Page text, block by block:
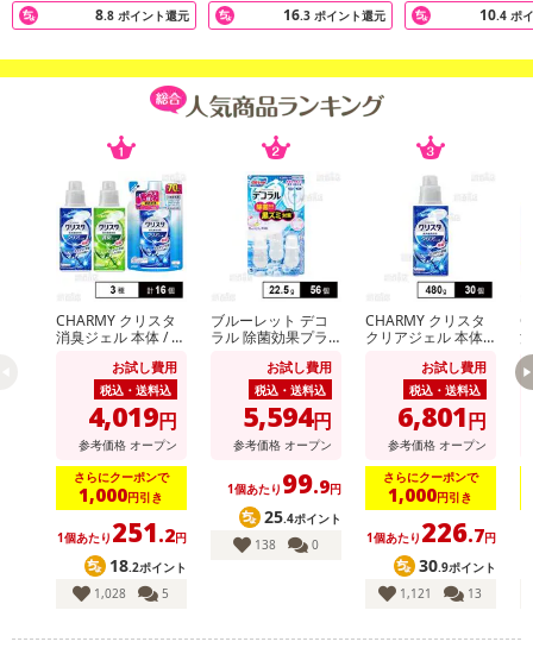
8.8 ポイント還元 16.3 ポイント還元 10.4 ポ
CHARMY クリスタ
消臭ジェル 本体 / ク
つめかえ用お試し費用
税込・送料込
4,019円
参考価格 オープン
さらにクーポンで
1,000円引き
1個あたり 251.2円
18.2ポイント
1,028
5
ブルーレット デコ
ラル 除菌効果プラ
お試し費用
税込・送料込
5,594円
参考価格 オープン
1個あたり 99.9円
25.4ポイント
138
0
CHARMY クリスタ
クリアジェル 本体 4
お試し費用
税込・送料込
6,801円
参考価格 オープン
さらにクーポンで
1,000円引き
1個あたり 226.7円
30.9ポイント
1,121
13